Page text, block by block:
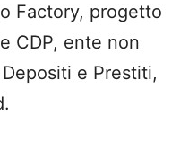
Factory, progetto
CDP, ente non
e Prestiti,